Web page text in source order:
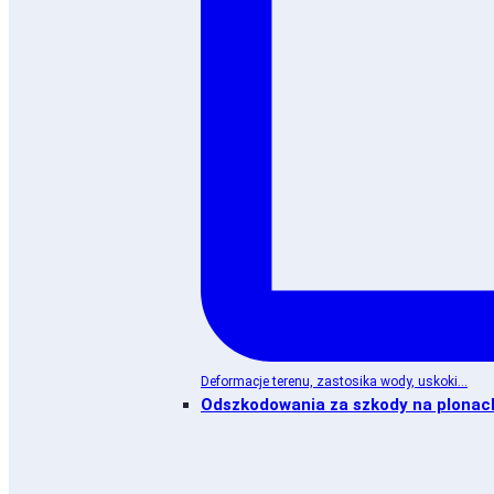
Deformacje terenu, zastosika wody, uskoki...
Odszkodowania za szkody na